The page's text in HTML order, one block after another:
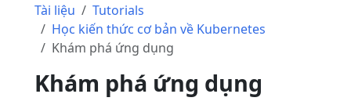
Tài liệu
Tutorials
Học kiến thức cơ bản về Kubernetes
Khám phá ứng dụng
Khám phá ứng dụng